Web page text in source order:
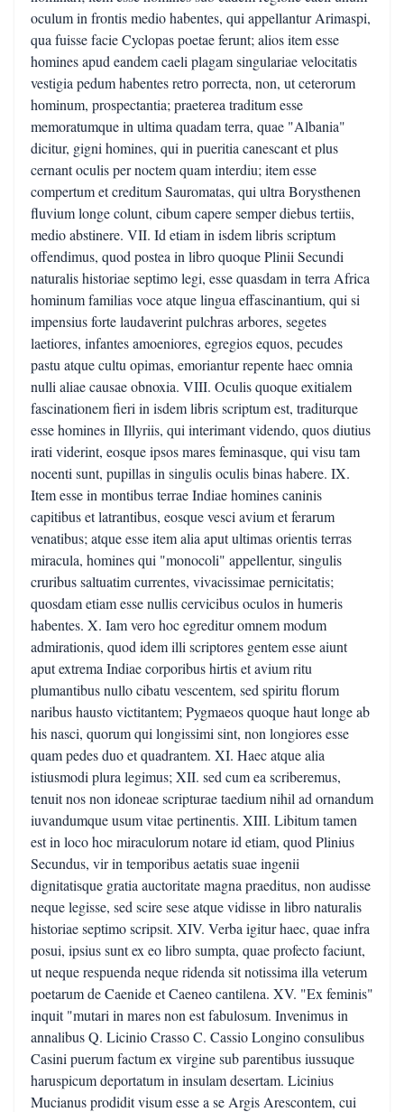
oculum in frontis medio habentes, qui appellantur Arimaspi,
qua fuisse facie Cyclopas poetae ferunt; alios item esse
homines apud eandem caeli plagam singulariae velocitatis
vestigia pedum habentes retro porrecta, non, ut ceterorum
hominum, prospectantia; praeterea traditum esse
memoratumque in ultima quadam terra, quae "Albania"
dicitur, gigni homines, qui in pueritia canescant et plus
cernant oculis per noctem quam interdiu; item esse
compertum et creditum Sauromatas, qui ultra Borysthenen
fluvium longe colunt, cibum capere semper diebus tertiis,
medio abstinere. VII. Id etiam in isdem libris scriptum
offendimus, quod postea in libro quoque Plinii Secundi
naturalis historiae septimo legi, esse quasdam in terra Africa
hominum familias voce atque lingua effascinantium, qui si
impensius forte laudaverint pulchras arbores, segetes
laetiores, infantes amoeniores, egregios equos, pecudes
pastu atque cultu opimas, emoriantur repente haec omnia
nulli aliae causae obnoxia. VIII. Oculis quoque exitialem
fascinationem fieri in isdem libris scriptum est, traditurque
esse homines in Illyriis, qui interimant videndo, quos diutius
irati viderint, eosque ipsos mares feminasque, qui visu tam
nocenti sunt, pupillas in singulis oculis binas habere. IX.
Item esse in montibus terrae Indiae homines caninis
capitibus et latrantibus, eosque vesci avium et ferarum
venatibus; atque esse item alia aput ultimas orientis terras
miracula, homines qui "monocoli" appellentur, singulis
cruribus saltuatim currentes, vivacissimae pernicitatis;
quosdam etiam esse nullis cervicibus oculos in humeris
habentes. X. Iam vero hoc egreditur omnem modum
admirationis, quod idem illi scriptores gentem esse aiunt
aput extrema Indiae corporibus hirtis et avium ritu
plumantibus nullo cibatu vescentem, sed spiritu florum
naribus hausto victitantem; Pygmaeos quoque haut longe ab
his nasci, quorum qui longissimi sint, non longiores esse
quam pedes duo et quadrantem. XI. Haec atque alia
istiusmodi plura legimus; XII. sed cum ea scriberemus,
tenuit nos non idoneae scripturae taedium nihil ad ornandum
iuvandumque usum vitae pertinentis. XIII. Libitum tamen
est in loco hoc miraculorum notare id etiam, quod Plinius
Secundus, vir in temporibus aetatis suae ingenii
dignitatisque gratia auctoritate magna praeditus, non audisse
neque legisse, sed scire sese atque vidisse in libro naturalis
historiae septimo scripsit. XIV. Verba igitur haec, quae infra
posui, ipsius sunt ex eo libro sumpta, quae profecto faciunt,
ut neque respuenda neque ridenda sit notissima illa veterum
poetarum de Caenide et Caeneo cantilena. XV. "Ex feminis"
inquit "mutari in mares non est fabulosum. Invenimus in
annalibus Q. Licinio Crasso C. Cassio Longino consulibus
Casini puerum factum ex virgine sub parentibus iussuque
haruspicum deportatum in insulam desertam. Licinius
Mucianus prodidit visum esse a se Argis Arescontem, cui